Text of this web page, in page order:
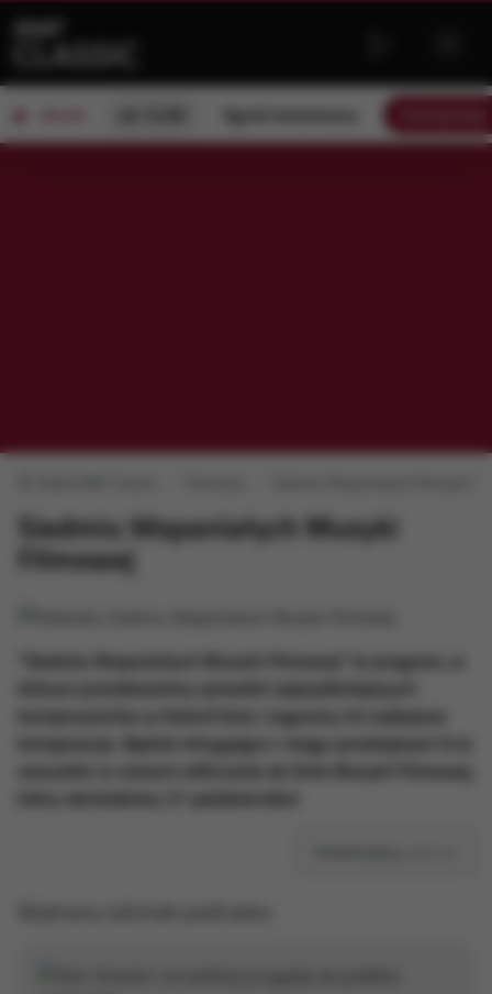
Ogród botaniczny
Siedmiu Wspaniałych Muzyki
Filmowej
"Siedmiu Wspaniałych Muzyki Filmowej” to program, w
kompozytorów w historii kina i zagramy ich najlepsze
kompozycje. Będzie intrygująco i mega-przebojowo! A to